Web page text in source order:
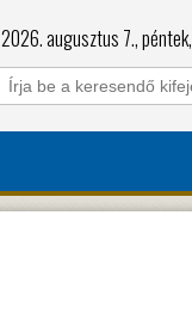
2026. augusztus 7., péntek,